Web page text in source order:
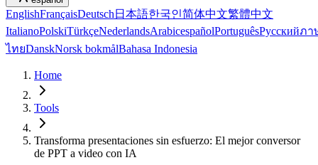
EnglishFrançaisDeutsch 日本語한국인简体中文繁體中文
ItalianoPolskiTürkçeNederlandsArabicespañolPortuguêsРусскийภา
ไทยDanskNorsk bokmålBahasa Indonesia
Home
Tools
Transforma presentaciones sin esfuerzo: El mejor conversor
de PPT a video con IA